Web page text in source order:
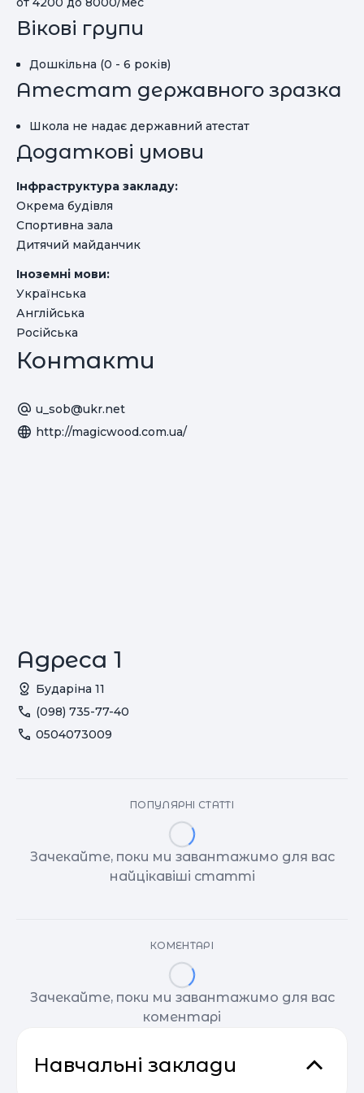
Вікові групи
Дошкільна (0 - 6 років)
Атестат державного зразка
Школа не надає державний атестат
Додаткові умови
Інфраструктура закладу:
Окрема будівля
Спортивна зала
Дитячий майданчик
Іноземні мови:
Українська
Англійська
Російська
Контакти
u_sob@ukr.net
http://magicwood.com.ua/
Адреса 1
Бударіна 11
(098) 735-77-40
0504073009
ПОПУЛЯРНІ СТАТТІ
Зачекайте, поки ми завантажимо для вас
найцікавіші статті
КОМЕНТАРІ
Зачекайте, поки ми завантажимо для вас
коментарі
Навчальні заклади